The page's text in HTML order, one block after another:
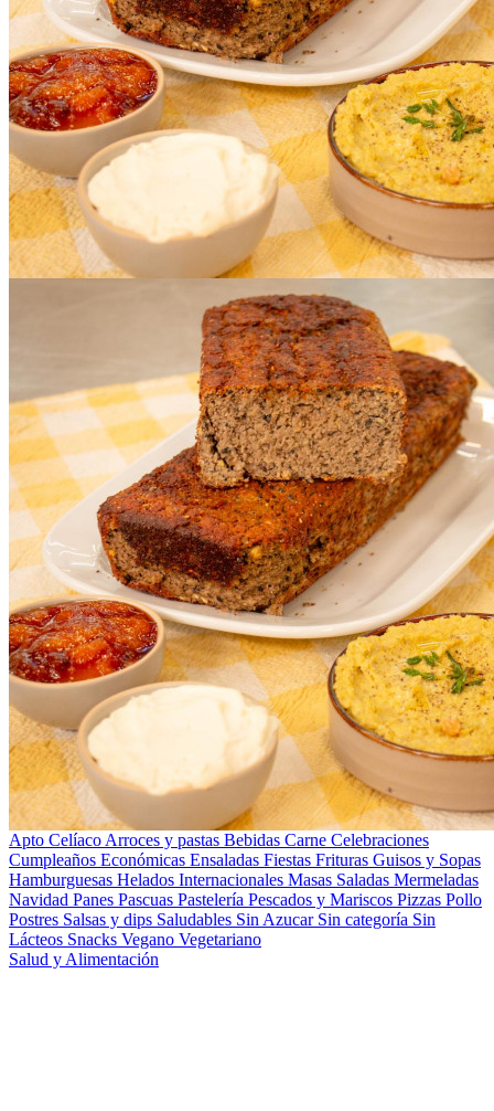
Apto Celíaco Arroces y pastas Bebidas Carne Celebraciones
Cumpleaños Económicas Ensaladas Fiestas Frituras Guisos y Sopas
Hamburguesas Helados Internacionales Masas Saladas Mermeladas
Navidad Panes Pascuas Pastelería Pescados y Mariscos Pizzas Pollo
Postres Salsas y dips Saludables Sin Azucar Sin categoría Sin
Lácteos Snacks Vegano Vegetariano
Salud y Alimentación